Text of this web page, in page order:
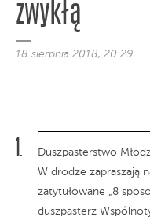
zwykłą
18 sierpnia 2018, 20:29
Duszpasterstwo
W drodze zapraszają
zatytułowane „8
duszpasterz